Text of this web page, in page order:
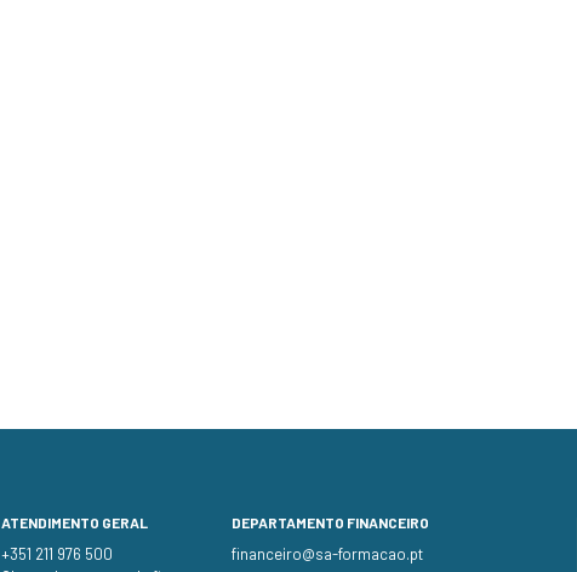
ATENDIMENTO GERAL
+351 211 976 500
DEPARTAMENTO FINANCEIRO
financeiro@sa-formacao.pt